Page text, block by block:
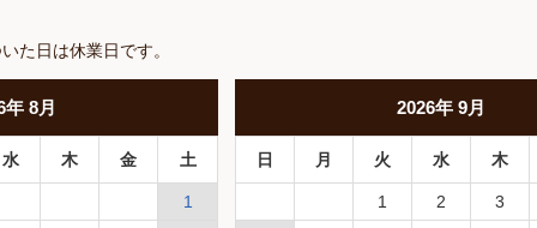
た日は休業日です。
年 8月
水 木 金 土
1
2026年9月
日 月 火 水 木
1 2 3